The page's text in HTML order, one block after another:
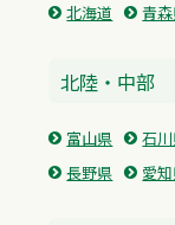
北海道 青
北陸・中部
富山県 石
長野県
愛